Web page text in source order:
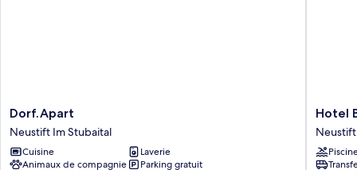
Dorf.Apart
Neustift
Im
Stubaital
Dorf.Apart
Neustift Im Stubaital
Cuisine
Laverie
Animaux de compagnie
Parking gratuit
Hotel
Neustift
Im
Hotel